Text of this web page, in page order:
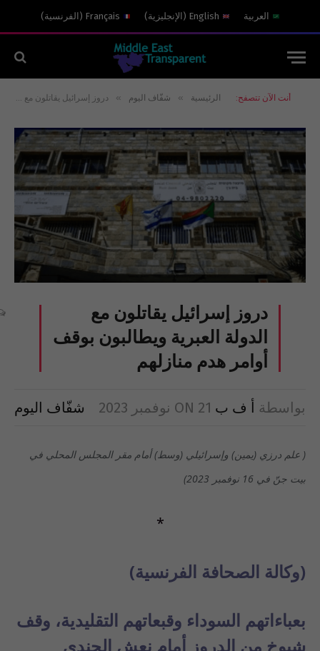
العربية English
( الإنجليزية)
Français
( الفرنسية)
أنت الآن تتصفح: الرئيسية » شفّاف اليوم » دروز إسرائيل يقاتلون مع الدولة العبرية ويطالبون بوقف أوامر هدم منازلهم
دروز إسرائيل يقاتلون مع
الدولة العبرية ويطالبون بوقف
أوامر هدم منازلهم
بواسطة أ ف ب ON 21 نوفمبر 2023 شفّاف اليوم
( علم درزي (يمين) وإسرائيلي (وسط) أمام مقر المجلس المحلي في
بيت جنّ في 16 نوفمبر 2023)
*
(وكالة الصحافة الفرنسية)
بعباءاتهم السوداء وقبعاتهم التقليدية، وقف
شيوخ من الدروز أمام نعش الجندي